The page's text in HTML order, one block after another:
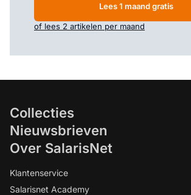
Lees 1 maand gratis
of lees 2 artikelen per maand
Collecties
Nieuwsbrieven
Over SalarisNet
Klantenservice
Salarisnet Academy